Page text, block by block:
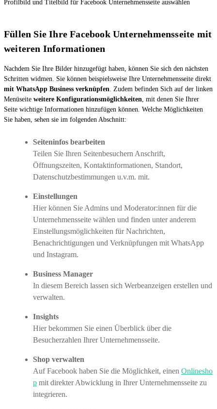
Profilbild und Titelbild für Facebook Unternehmensseite auswählen
Füllen Sie Ihre Facebook Unternehmensseite mit
weiteren Informationen
Nachdem Sie Ihre Bilder hinzugefügt haben, können Sie sich den nächsten
Schritten widmen. Sie können beispielsweise Ihre Unternehmensseite direkt
mit WhatsApp Business verknüpfen. Zudem befinden Sich auf der linken
Menüseite weitere Konfigurationsmöglichkeiten, mit denen Sie Ihrer
Seite wichtige Informationen hinzufügen können. Welche Möglichkeiten
Sie haben, sehen sie im folgenden Abschnitt:
Seiteninfos bearbeiten
Teilen Sie Ihren Seitenbesuchern Anschrift,
Öffnungszeiten, Kontaktinformationen, Standort,
Datenschutzbestimmungen u.v.m. mit.
Einstellungen
Hier können Sie Admins und Moderator:innen für die
Unternehmensseite wählen und finden unter anderem
Einstellungsmöglichkeiten für Nachrichten,
Benachrichtigungen und Verknüpfungen mit WhatsApp
und Instagram.
Business Manager
In diesem Bereich lassen sich Werbeanzeigen erstellen und
verwalten.
Insights
Hier bekommen Sie einen Überblick über die
Besucherzahlen Ihrer Unternehmensseite.
Shop verwalten
Auf Facebook haben Sie die Möglichkeit, einen Onlinesho
p mit direkter Abwicklung in Ihrer Unternehmensseite zu
integrieren.